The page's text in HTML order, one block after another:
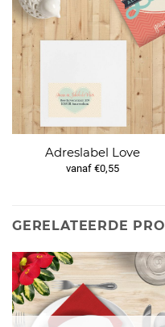
Adreslabel Love
vanaf €0,55
GERELATEERDE